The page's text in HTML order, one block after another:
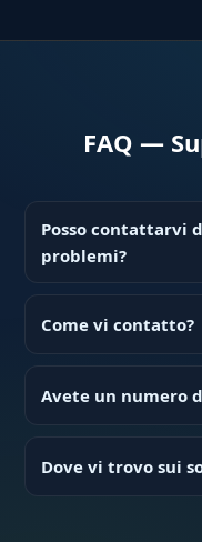
FAQ —
Posso contattarvi
problemi?
Come vi contatto?
Avete un numero
Dove vi trovo sui